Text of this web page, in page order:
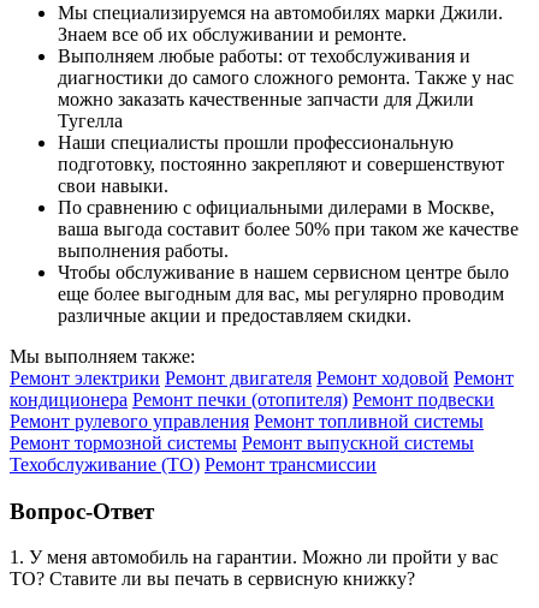
Мы специализируемся на автомобилях марки Джили.
Знаем все об их обслуживании и ремонте.
Выполняем любые работы: от техобслуживания и
диагностики до самого сложного ремонта. Также у нас
можно заказать качественные запчасти для Джили
Тугелла
Наши специалисты прошли профессиональную
подготовку, постоянно закрепляют и совершенствуют
свои навыки.
По сравнению с официальными дилерами в Москве,
ваша выгода составит более 50% при таком же качестве
выполнения работы.
Чтобы обслуживание в нашем сервисном центре было
еще более выгодным для вас, мы регулярно проводим
различные акции и предоставляем скидки.
Мы выполняем также:
Ремонт электрики Ремонт двигателя Ремонт ходовой Ремонт
кондиционера Ремонт печки (отопителя) Ремонт подвески
Ремонт рулевого управления Ремонт топливной системы
Ремонт тормозной системы Ремонт выпускной системы
Техобслуживание (ТО) Ремонт трансмиссии
Вопрос-Ответ
1. У меня автомобиль на гарантии. Можно ли пройти у вас
ТО? Ставите ли вы печать в сервисную книжку?